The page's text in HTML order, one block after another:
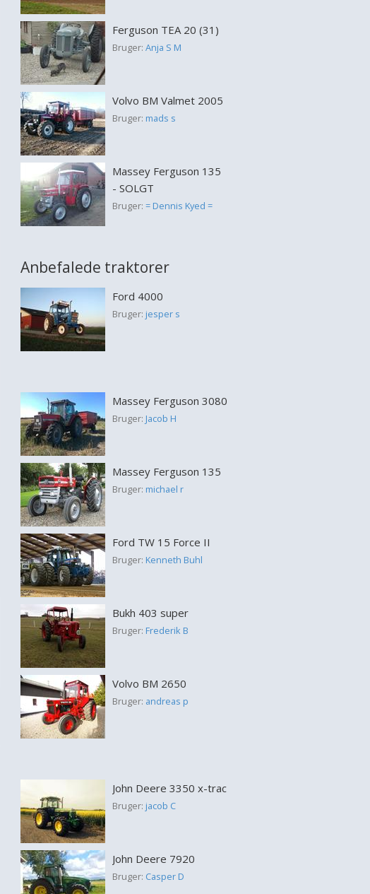
Ferguson TEA 20 (31)
Bruger: Anja S M
Volvo BM Valmet 2005
Bruger: mads s
Massey Ferguson 135
- SOLGT
Bruger: = Dennis Kyed =
Anbefalede traktorer
Ford 4000
Bruger: jesper s
Massey Ferguson 3080
Bruger: Jacob H
Massey Ferguson 135
Bruger: michael r
Ford TW 15 Force II
Bruger: Kenneth Buhl
Bukh 403 super
Bruger: Frederik B
Volvo BM 2650
Bruger: andreas p
John Deere 3350 x-trac
Bruger: jacob C
John Deere 7920
Bruger: Casper D